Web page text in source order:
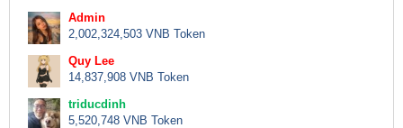
Admin
2,002,324,503 VNB Token
Quy Lee
14,837,908 VNB Token
triducdinh
5,520,748 VNB Token